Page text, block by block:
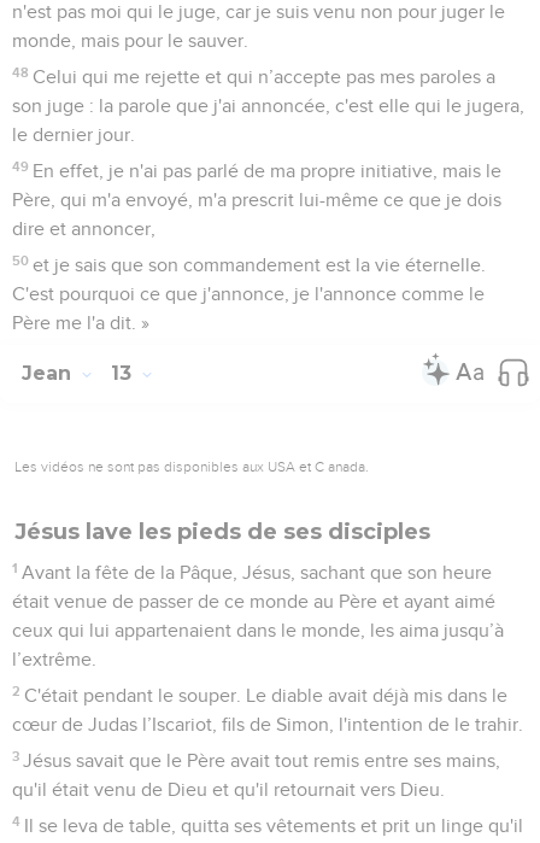
n'est pas moi qui le juge, car je suis venu non pour juger le
monde, mais pour le sauver.
48 Celui qui me rejette et qui n’accepte pas mes paroles a
son juge : la parole que j'ai annoncée, c'est elle qui le jugera,
le dernier jour.
49 En effet, je n'ai pas parlé de ma propre initiative, mais le
Père, qui m'a envoyé, m'a prescrit lui-même ce que je dois
dire et annoncer,
50 et je sais que son commandement est la vie éternelle.
C'est pourquoi ce que j'annonce, je l'annonce comme le
Père me l'a dit. »
Jean 13
Les vidéos ne sont pas disponibles aux USA et C anada.
Jésus lave les pieds de ses disciples
1 Avant la fête de la Pâque, Jésus, sachant que son heure
était venue de passer de ce monde au Père et ayant aimé
ceux qui lui appartenaient dans le monde, les aima jusqu’à
l’extrême.
2 C'était pendant le souper. Le diable avait déjà mis dans le
cœur de Judas l’Iscariot, fils de Simon, l'intention de le trahir.
3 Jésus savait que le Père avait tout remis entre ses mains,
qu'il était venu de Dieu et qu'il retournait vers Dieu.
4 Il se leva de table, quitta ses vêtements et prit un linge qu'il